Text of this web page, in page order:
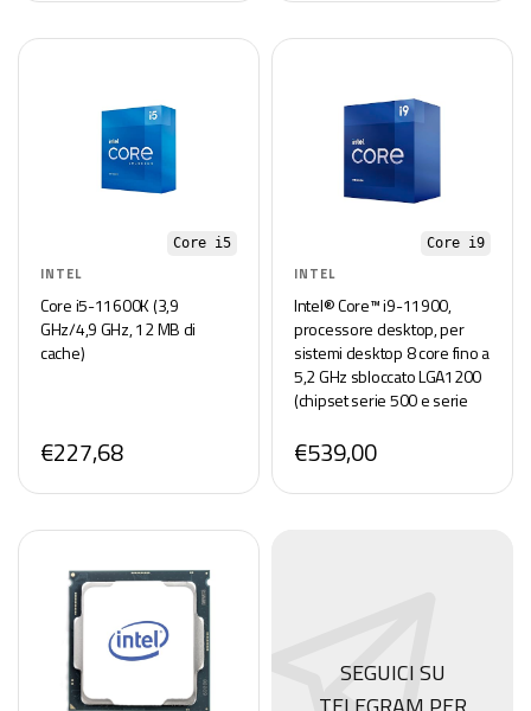
Core i5
INTEL
Core i5-11600K (3,9
GHz/4,9 GHz, 12 MB di
cache)
€227,68
Core i9
INTEL
Intel® Core™ i9-11900,
processore desktop, per
sistemi desktop 8 core fino a
5,2 GHz sbloccato LGA1200
(chipset serie 500 e serie
€539,00
SEGUICI SU